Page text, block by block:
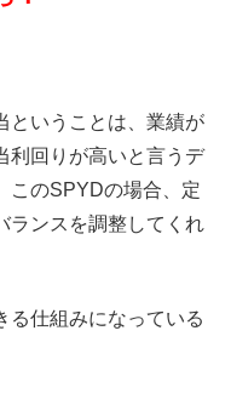
ということは、業績が
利回りが高いと言うデ
このSPYDの場合、定
ランスを調整してくれ
る仕組みになっている